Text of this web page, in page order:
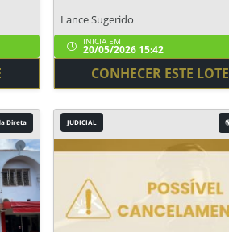
Lance Sugerido
INICIA EM
20/05/2026 15:42
CONHECER ESTE LOTE
Direta JUDICIAL